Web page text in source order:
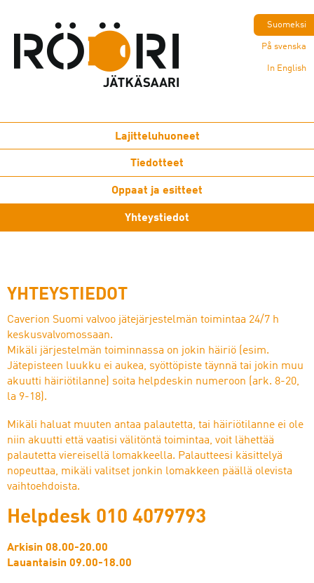
Suomeksi
På svenska
In English
Lajitteluhuoneet
Tiedotteet
Oppaat ja esitteet
Yhteystiedot
YHTEYSTIEDOT
Caverion Suomi valvoo jätejärjestelmän toimintaa 24/7 h
keskusvalvomossaan.
Mikäli järjestelmän toiminnassa on jokin häiriö (esim.
Jätepisteen luukku ei aukea, syöttöpiste täynnä tai jokin muu
akuutti häiriötilanne) soita helpdeskin numeroon (ark. 8-20,
la 9-18).
Mikäli haluat muuten antaa palautetta, tai häiriötilanne ei ole
niin akuutti että vaatisi välitöntä toimintaa, voit lähettää
palautetta viereisellä lomakkeella. Palautteesi käsittelyä
nopeuttaa, mikäli valitset jonkin lomakkeen päällä olevista
vaihtoehdoista.
Helpdesk 010 4079793
Arkisin 08.00-20.00
Lauantaisin 09.00-18.00